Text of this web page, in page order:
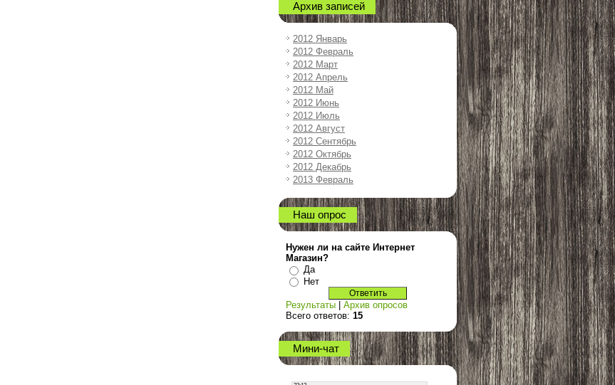
Архив записей
2012 Январь
2012 Февраль
2012 Март
2012 Апрель
2012 Май
2012 Июнь
2012 Июль
2012 Август
2012 Сентябрь
2012 Октябрь
2012 Декабрь
2013 Февраль
Наш опрос
Нужен ли на сайте Интернет
Магазин?
Да
Нет
Результаты
Архив опросов
Всего ответов: 15
Мини-чат